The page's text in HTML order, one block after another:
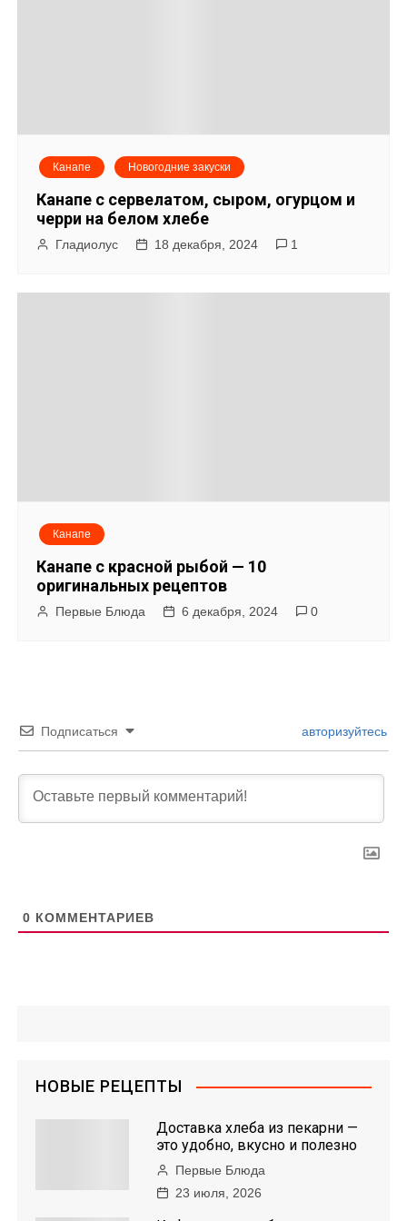
Канапе Новогодние закуски
Канапе с сервелатом, сыром, огурцом и
черри на белом хлебе
Гладиолус 18 декабря, 2024 1
Канапе
Канапе с красной рыбой — 10
оригинальных рецептов
Первые Блюда 6 декабря, 2024 0
Подписаться авторизуйтесь
0 КОММЕНТАРИЕВ
НОВЫЕ РЕЦЕПТЫ
Доставка хлеба из пекарни —
это удобно, вкусно и полезно
Первые Блюда
23 июля, 2026